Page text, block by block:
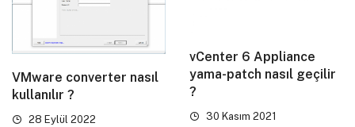
VMware converter nasıl
kullanılır ?
28 Eylül 2022
vCenter 6 Appliance
yama-patch nasıl geçilir
?
30 Kasım 2021